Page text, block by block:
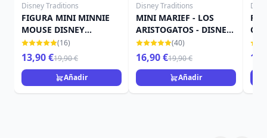
Disney Traditions
FIGURA MINI MINNIE
MOUSE DISNEY
TRADITIONS
(16)
13,90 €19,90 €
Añadir
Disney Traditions
MINI MARIEF - LOS
ARISTOGATOS - DISNEY
TRADITIONS JIM SHORE
(40)
16,90 €19,90 €
Añadir